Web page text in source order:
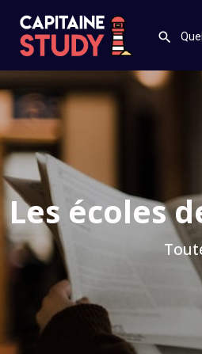
Les écoles